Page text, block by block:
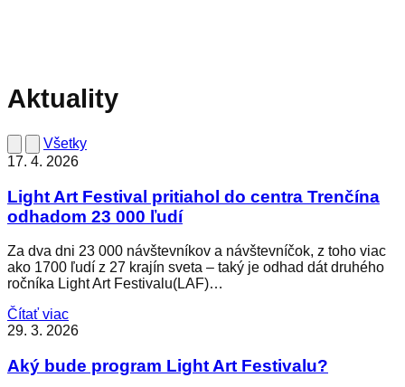
Aktuality
Všetky
17. 4. 2026
Light Art Festival pritiahol do centra Trenčína
odhadom 23 000 ľudí
Za dva dni 23 000 návštevníkov a návštevníčok, z toho viac
ako 1700 ľudí z 27 krajín sveta – taký je odhad dát druhého
ročníka Light Art Festivalu(LAF)…
Čítať viac
29. 3. 2026
Aký bude program Light Art Festivalu?